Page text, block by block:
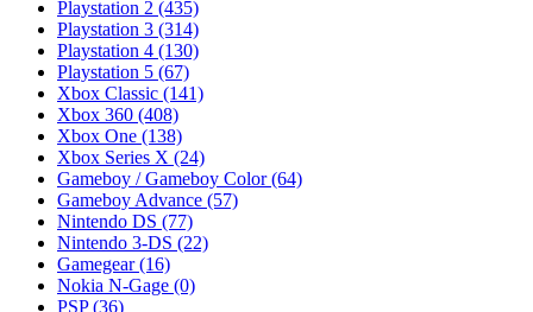
Playstation 2 (435)
Playstation 3 (314)
Playstation 4 (130)
Playstation 5 (67)
Xbox Classic (141)
Xbox 360 (408)
Xbox One (138)
Xbox Series X (24)
Gameboy / Gameboy Color(64)
Gameboy Advance (57)
Nintendo DS (77)
Nintendo 3-DS (22)
Gamegear(16)
Nokia N-Gage (0)
PSP(36)